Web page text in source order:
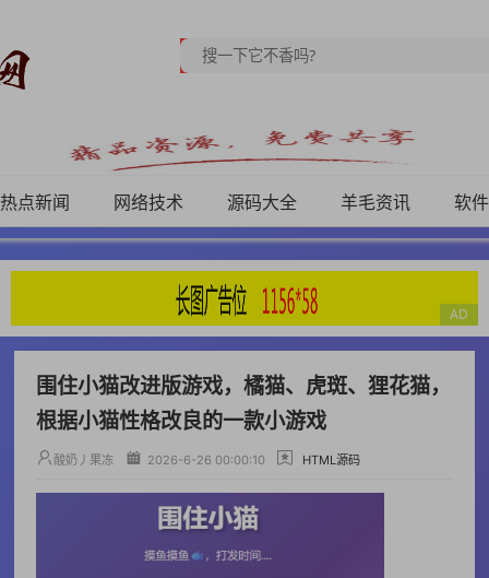
热点新闻 网络技术 源码大全 羊毛资讯 软
围住小猫改进版游戏，橘猫、虎斑、狸花猫，
根据小猫性格改良的一款小游戏
酸奶丿果冻 2026-6-26 00:00:10 HTML源码